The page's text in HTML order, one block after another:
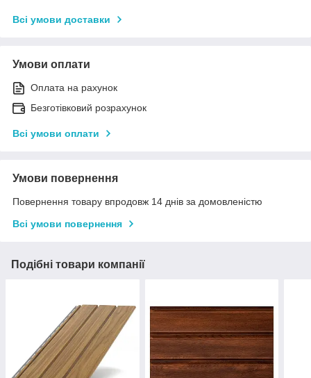
Всі умови доставки
Умови оплати
Оплата на рахунок
Безготівковий розрахунок
Всі умови оплати
Умови повернення
Повернення товару впродовж 14 днів за домовленістю
Всі умови повернення
Подібні товари компанії